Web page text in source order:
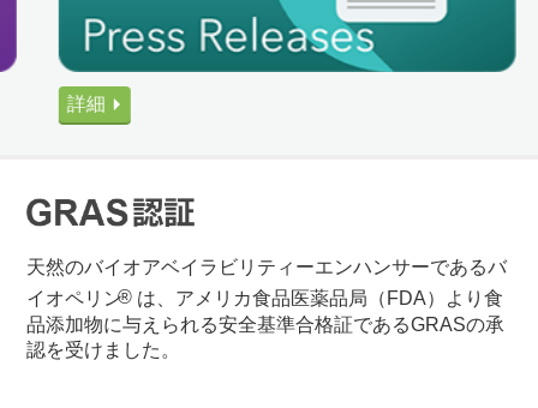
詳細
天然のバイオアベイラビリティーエンハンサーであるバ
イオペリン® は、アメリカ食品医薬品局（FDA）より食
品添加物に与えられる安全基準合格証であるGRASの承
認を受けました。